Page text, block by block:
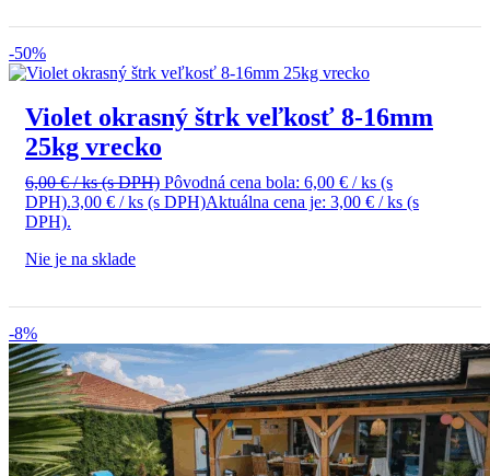
-50%
Violet okrasný štrk veľkosť 8-16mm
25kg vrecko
6,00€/ ks(s DPH) Pôvodná cena bola: 6,00 € / ks (s
DPH).3,00 € / ks (s DPH)Aktuálna cena je: 3,00 € / ks (s
DPH).
Nie je na sklade
-8%